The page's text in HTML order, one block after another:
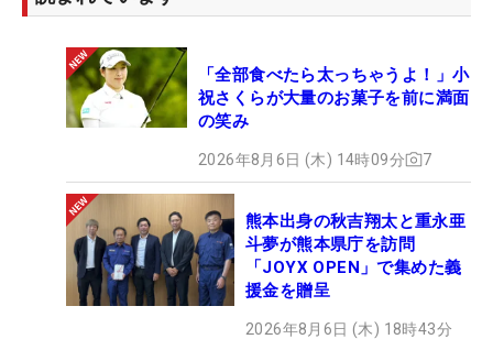
「全部食べたら太っちゃうよ！」小
祝さくらが大量のお菓子を前に満面
の笑み
2026年8月6日 (木) 14時09分 7
熊本出身の秋吉翔太と重永亜
斗夢が熊本県庁を訪問
「JOYX OPEN」で集めた義
援金を贈呈
2026年8月6日 (木) 18時43分